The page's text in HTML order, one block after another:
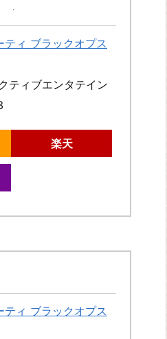
ティ ブラックオプス
ティブエンタテイン
楽天
ティ ブラックオプス